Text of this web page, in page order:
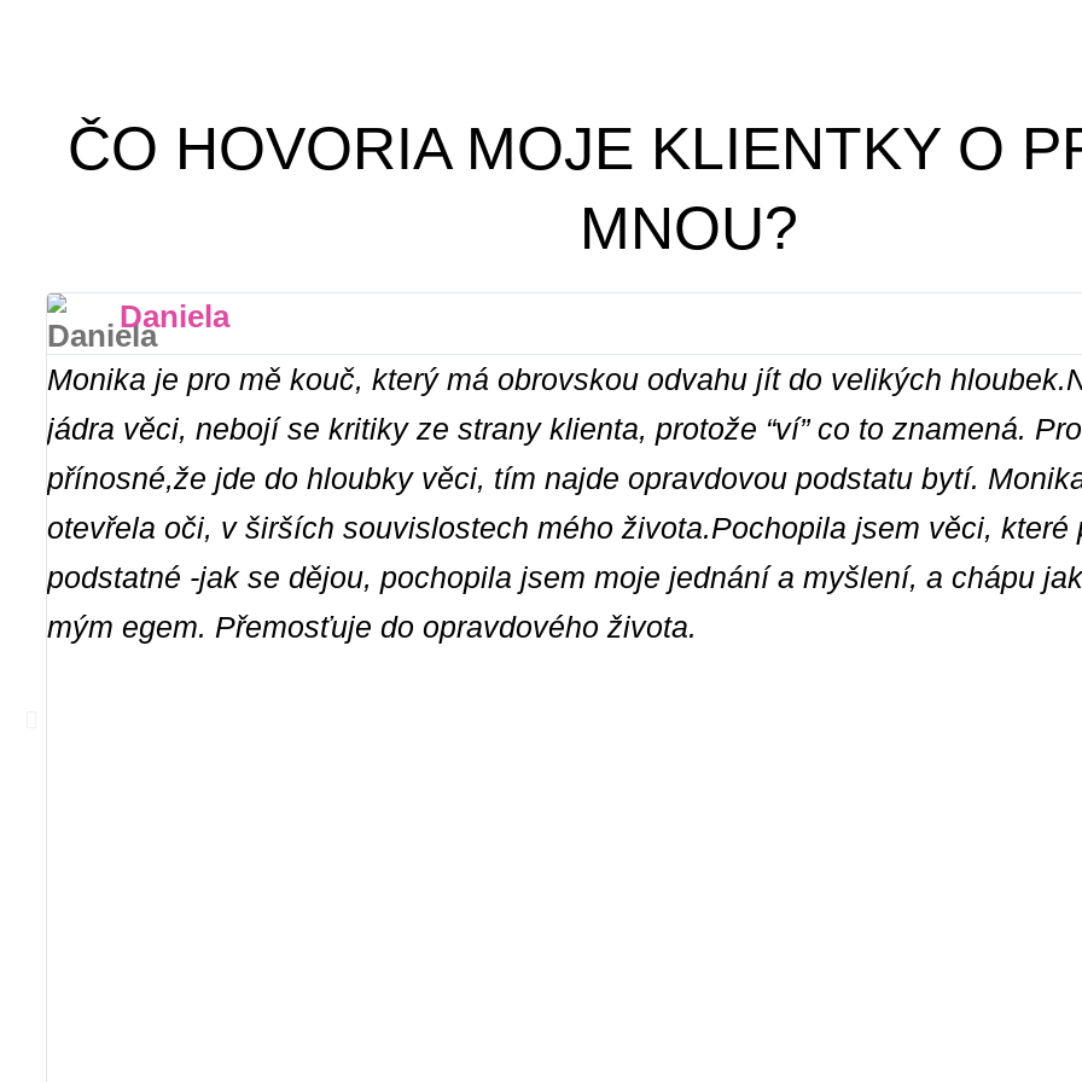
ČO HOVORIA MOJE KLIENTKY O
MNOU?
Daniela
Monika je pro mě kouč, který má obrovskou odvahu jít do velikých
jádra věci, nebojí se kritiky ze strany klienta, protože “ví” co to znamená.
přínosné,že jde do hloubky věci, tím najde opravdovou podstatu bytí.
otevřela oči, v širších souvislostech mého života.Pochopila jsem věci, které
podstatné -jak se dějou, pochopila jsem moje jednání a myšlení, a chápu
mým egem. Přemosťuje do opravdového života.